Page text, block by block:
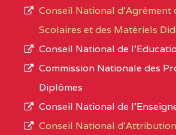
(CEGEP)
:4740
CENTRE
COLLEGE
DE
CENTRE
COLLEGE
L’offre
d’éducation
Conseil National d’Agrément
Scolaires et des Matériels
Conseil National de
Commission Nationale des
Diplômes
Conseil National de
Conseil National